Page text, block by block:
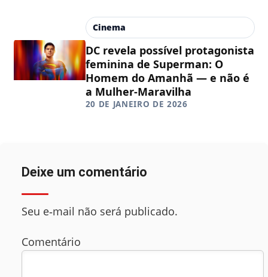
Cinema
DC revela possível protagonista
feminina de Superman: O
Homem do Amanhã — e não é
a Mulher-Maravilha
20 DE JANEIRO DE 2026
Deixe um comentário
Seu e‑mail não será publicado.
Comentário